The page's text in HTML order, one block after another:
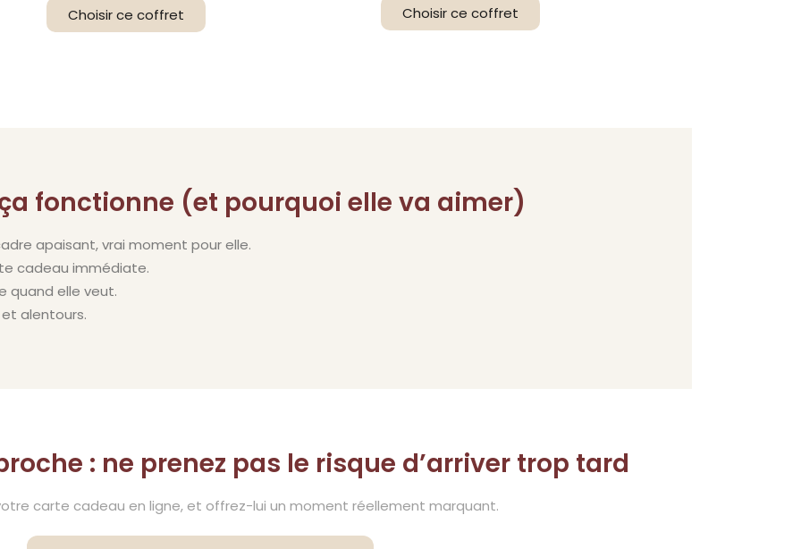
Choisir ce coffret Choisir ce coffret
fonctionne (et pourquoi elle va aimer)
apaisant, vrai moment pour elle.
cadeau immédiate.
quand elle veut.
alentours.
: ne prenez pas le risque d’arriver trop tard
carte cadeau en ligne, et offrez-lui un moment réellement marquant.